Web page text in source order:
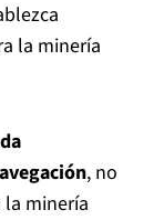
la minería
, no
la minería